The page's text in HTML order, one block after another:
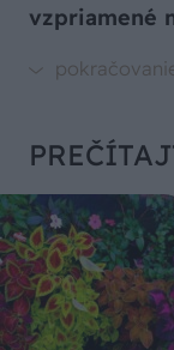
vzpriamené